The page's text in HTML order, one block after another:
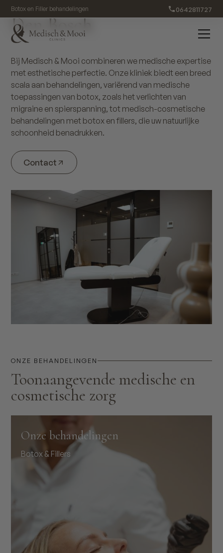
Botox en Filler behandelingen 0642811727
Den Bosch
Bij Medisch & Mooi combineren we medische expertise
met esthetische perfectie. Onze kliniek biedt een breed
scala aan behandelingen, variërend van medische
toepassingen van botox, zoals het verlichten van
migraine en spierspanning, tot medisch-cosmetische
behandelingen met botox en fillers, die uw natuurlijke
schoonheid benadrukken.
Contact
ONZE BEHANDELINGEN
Toonaangevende medische en
cosmetische zorg
Onze behandelingen
Botox & Fillers